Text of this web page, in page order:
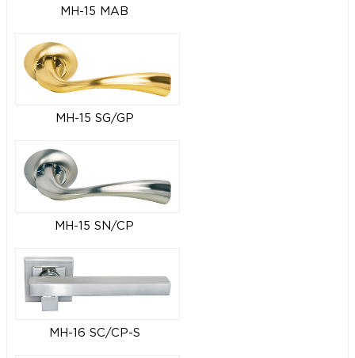
MH-15 MAB
MH-15 SG/GP
MH-15 SN/CP
MH-16 SC/CP-S